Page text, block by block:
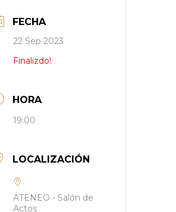
FECHA
22 Sep 2023
Finalizdo!
HORA
19:00
LOCALIZACIÓN
ATENEO - Salón de
Actos